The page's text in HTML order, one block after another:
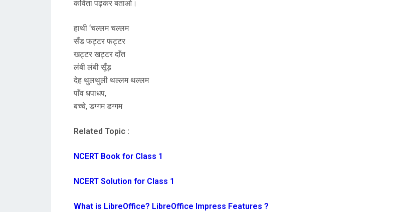
कविता पढ़कर बताओ।
हाथी ‘चल्लम चल्लम
सँड फट्टर फट्टर
खट्टर खट्टर दाँत
लंबी लंबी सूँड़
देह थुलथुली थल्लम थल्लम
पाँव धपाधप,
बच्चे, डग्गम डग्गम
Related Topic :
NCERT Book for Class 1
NCERT Solution for Class 1
What is LibreOffice? LibreOffice Impress Features ?